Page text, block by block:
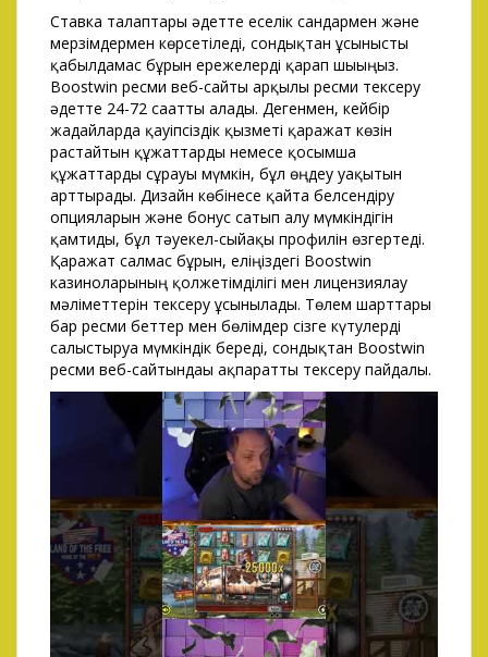
Ставка талаптары әдетте еселік сандармен және
мерзімдермен көрсетіледі, сондықтан ұсынысты
қабылдамас бұрын ережелерді қарап шығыңыз.
Boostwin ресми веб-сайты арқылы ресми тексеру
әдетте 24-72 сағатты алады. Дегенмен, кейбір
жағдайларда қауіпсіздік қызметі қаражат көзін
растайтын құжаттарды немесе қосымша
құжаттарды сұрауы мүмкін, бұл өңдеу уақытын
арттырады. Дизайн көбінесе қайта белсендіру
опцияларын және бонус сатып алу мүмкіндігін
қамтиды, бұл тәуекел-сыйақы профилін өзгертеді.
Қаражат салмас бұрын, еліңіздегі Boostwin
казиноларының қолжетімділігі мен лицензиялау
мәліметтерін тексеру ұсынылады. Төлем шарттары
бар ресми беттер мен бөлімдер сізге күтулерді
салыстыруға мүмкіндік береді, сондықтан Boostwin
ресми веб-сайтындағы ақпаратты тексеру пайдалы.